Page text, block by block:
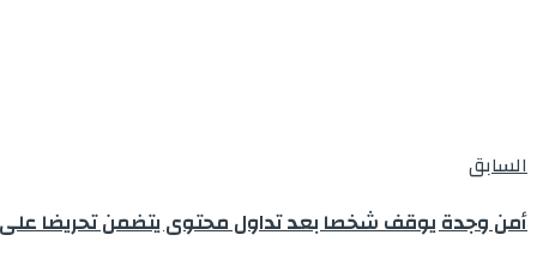
السابق
أمن وجدة يوقف شخصا بعد تداول محتوى يتضمن تحريضا